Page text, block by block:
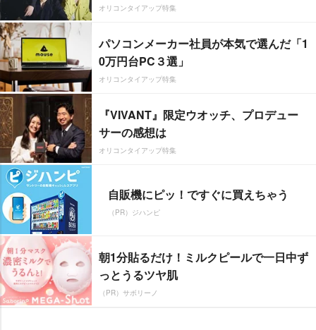
オリコンタイアップ特集
パソコンメーカー社員が本気で選んだ「1
0万円台PC３選」
オリコンタイアップ特集
『VIVANT』限定ウオッチ、プロデュー
サーの感想は
オリコンタイアップ特集
自販機にピッ！ですぐに買えちゃう
（PR）ジハンピ
朝1分貼るだけ！ミルクピールで一日中ず
っとうるツヤ肌
（PR）サボリーノ